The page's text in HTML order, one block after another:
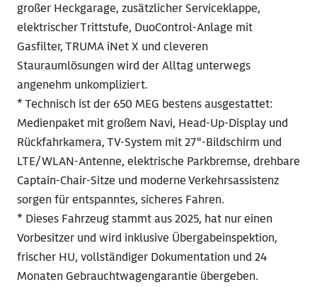
großer Heckgarage, zusätzlicher Serviceklappe,
elektrischer Trittstufe, DuoControl-Anlage mit
Gasfilter, TRUMA iNet X und cleveren
Stauraumlösungen wird der Alltag unterwegs
angenehm unkompliziert.
* Technisch ist der 650 MEG bestens ausgestattet:
Medienpaket mit großem Navi, Head-Up-Display und
Rückfahrkamera, TV-System mit 27"-Bildschirm und
LTE/WLAN-Antenne, elektrische Parkbremse, drehbare
Captain-Chair-Sitze und moderne Verkehrsassistenz
sorgen für entspanntes, sicheres Fahren.
* Dieses Fahrzeug stammt aus 2025, hat nur einen
Vorbesitzer und wird inklusive Übergabeinspektion,
frischer HU, vollständiger Dokumentation und 24
Monaten Gebrauchtwagengarantie übergeben.